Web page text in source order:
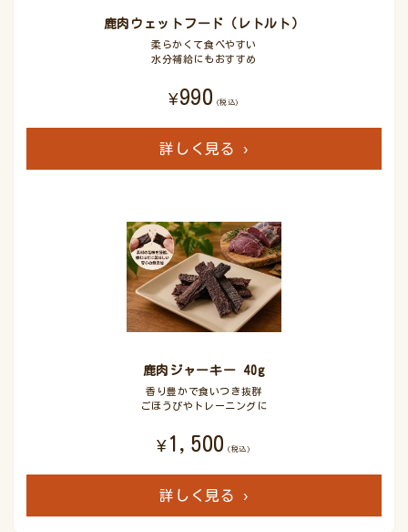
鹿肉ウェットフード（レトルト）
柔らかくて食べやすい
水分補給にもおすすめ
¥990 (税込)
詳しく見る ›
鹿肉ジャーキー 40g
香り豊かで食いつき抜群
ごほうびやトレーニングに
¥ 1,500 (税込)
詳しく見る ›